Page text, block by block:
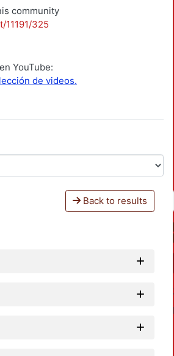
community
11191/325
YouTube:
de videos.
Back to results